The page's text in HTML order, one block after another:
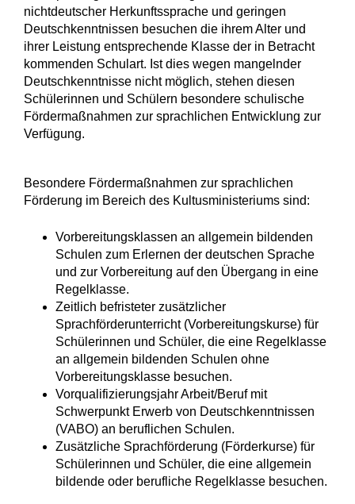
nichtdeutscher Herkunftssprache und geringen
Deutschkenntnissen besuchen die ihrem Alter und
ihrer Leistung entsprechende Klasse der in Betracht
kommenden Schulart. Ist dies wegen mangelnder
Deutschkenntnisse nicht möglich, stehen diesen
Schülerinnen und Schülern besondere schulische
Fördermaßnahmen zur sprachlichen Entwicklung zur
Verfügung.
Besondere Fördermaßnahmen zur sprachlichen
Förderung im Bereich des Kultusministeriums sind:
Vorbereitungsklassen an allgemein bildenden
Schulen zum Erlernen der deutschen Sprache
und zur Vorbereitung auf den Übergang in eine
Regelklasse.
Zeitlich befristeter zusätzlicher
Sprachförderunterricht (Vorbereitungskurse) für
Schülerinnen und Schüler, die eine Regelklasse
an allgemein bildenden Schulen ohne
Vorbereitungsklasse besuchen.
Vorqualifizierungsjahr Arbeit/Beruf mit
Schwerpunkt Erwerb von Deutschkenntnissen
(VABO) an beruflichen Schulen.
Zusätzliche Sprachförderung (Förderkurse) für
Schülerinnen und Schüler, die eine allgemein
bildende oder berufliche Regelklasse besuchen.